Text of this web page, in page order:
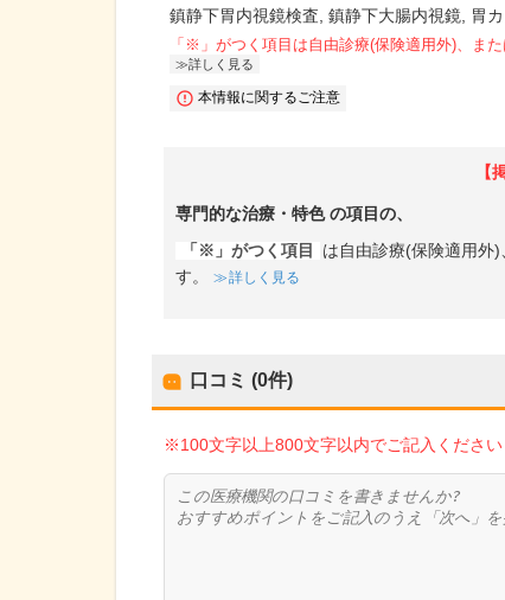
鎮静下胃内視鏡検査 鎮静下大腸内視鏡 胃
「※」がつく項目は自由診療(保険適用外)、ま
詳しく見る
本情報に関するご注意
【
専門的な治療・特色の項目の、
「※」がつく項目
は自由診療(保険適用外
す。
詳しく見る
口コミ (0件)
※100文字以上800文字以内でご記入ください